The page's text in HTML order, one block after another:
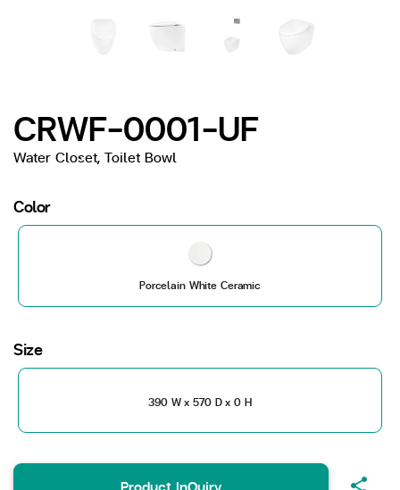
CRWF-0001-UF
Water Closet, Toilet Bowl
Color
Porcelain White Ceramic
Size
390 W x 570 D x 0 H
Product InQuiry